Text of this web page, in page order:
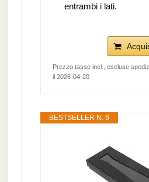
entrambi i lati.
Prezzo tasse incl., escluse
il 2026-04-20
BESTSELLER N. 6